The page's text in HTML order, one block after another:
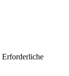
Erforderliche